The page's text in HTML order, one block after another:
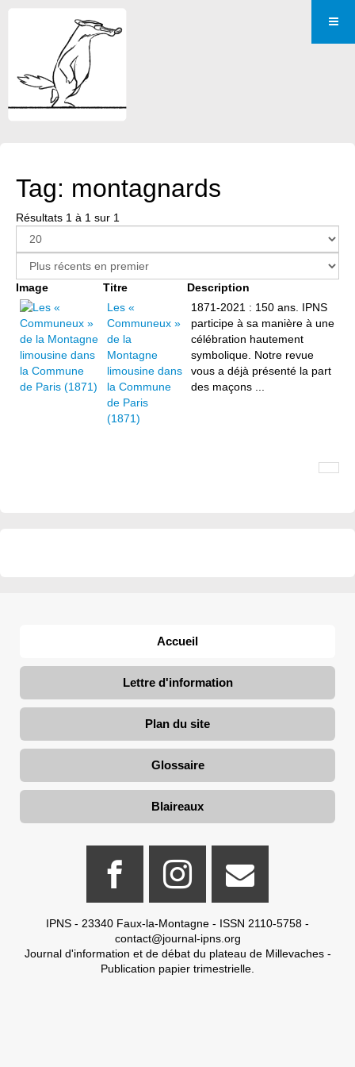
Tag: montagnards
Résultats 1 à 1 sur 1
Image Titre
Description
Les «
Communeux »
de la
Montagne
limousine dans
la Commune
de Paris
(1871)
1871-2021 : 150 ans. IPNS
participe à sa manière à une
célébration hautement
symbolique. Notre revue
vous a déjà présenté la part
des maçons ...
Accueil
Lettre d'information
Plan du site
Glossaire
Blaireaux
IPNS - 23340 Faux-la-Montagne - ISSN 2110-5758 -
contact@journal-ipns.org
Journal d'information et de débat du plateau de Millevaches -
Publication papier trimestrielle.